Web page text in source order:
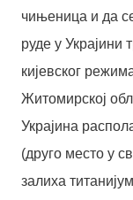
чињеница и да
руде у Украјини
кијевског
Житомирској
Украјина
(друго место у
залиха